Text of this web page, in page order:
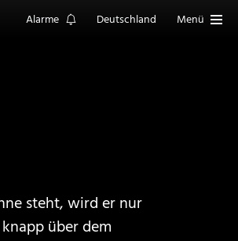
Alarme Deutschland Menü
steht, wird er nur
über dem